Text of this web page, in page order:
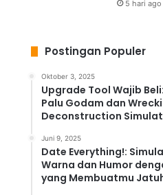
5 hari ago
Postingan Populer
Oktober 3, 2025
Upgrade Tool Wajib
Palu Godam dan
Deconstruction
Juni 9, 2025
Date Everything!:
Warna dan Humor
yang Membuatmu